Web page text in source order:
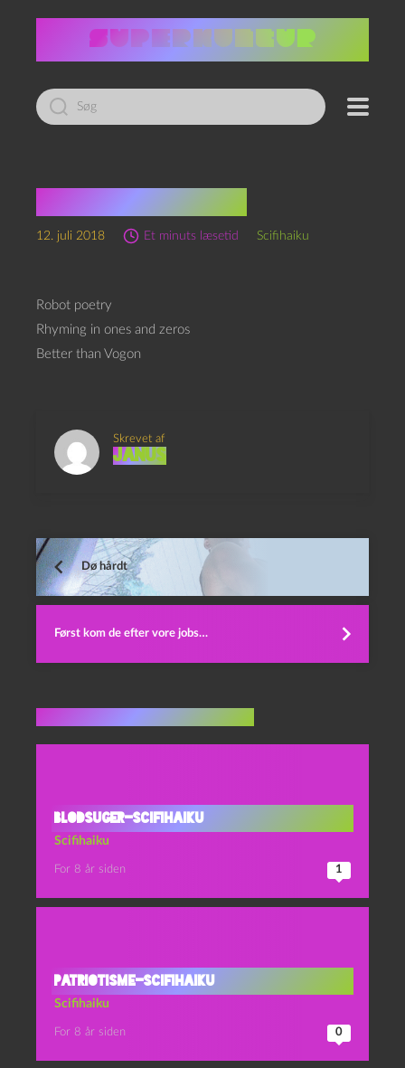
Led
efter:
Poesi-scifihaiku
12. juli 2018 Et minuts læsetid Scifihaiku
Robot poetry
Rhyming in ones and zeros
Better than Vogon
Skrevet af
Janus
Dø hårdt
Først kom de efter vore jobs…
Blodsuger-scifihaiku
Scifihaiku
For 8 år siden 1
Patriotisme-scifihaiku
Scifihaiku
For 8 år siden 0